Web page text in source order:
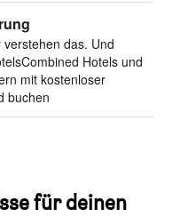
das. Und
Hotels und
mit kostenloser
buchen
für deinen